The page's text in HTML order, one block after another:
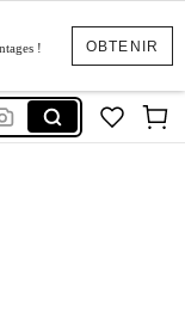
OBTENIR
!